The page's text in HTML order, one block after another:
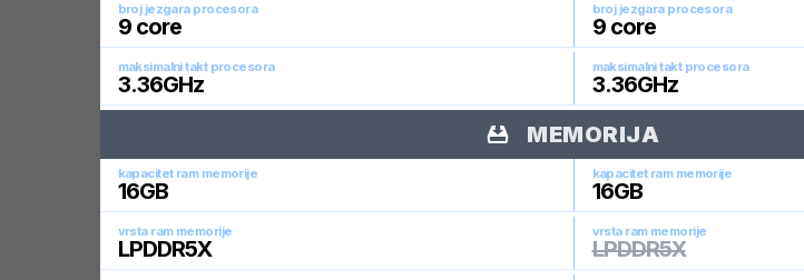
broj jezgara procesora
9core
broj jezgara procesora
9core
maksimalni takt procesora
3.36GHz
maksimalni takt procesora
3.36GHz
MEMORIJA
kapacitet ram memorije
16GB
kapacitet ram memorije
16GB
vrsta ram memorije
LPDDR5X
vrsta ram memorije
LPDDR5X